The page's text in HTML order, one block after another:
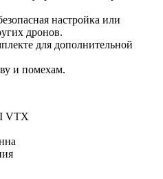
настройка или
дронов.
для дополнительной
и помехам.
VTX